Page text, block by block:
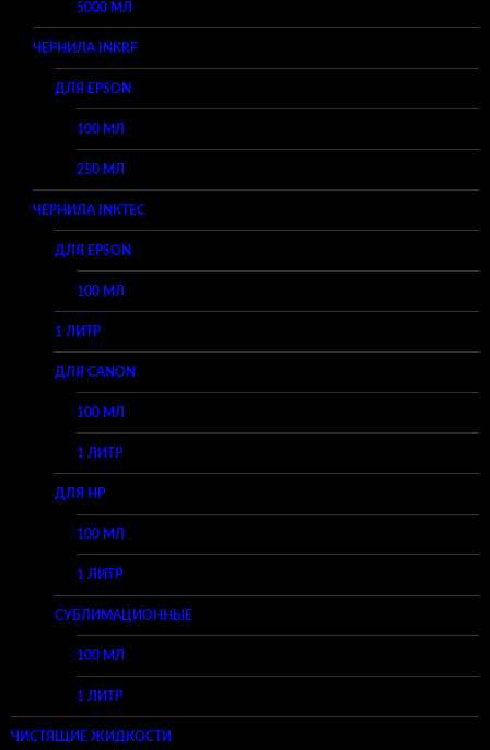
5000 МЛ
ЧЕРНИЛА INKRF
ДЛЯ EPSON
100 МЛ
250 МЛ
ЧЕРНИЛА INKTEC
ДЛЯ EPSON
100 МЛ
1 ЛИТР
ДЛЯ CANON
100 МЛ
1 ЛИТР
ДЛЯ HP
100 МЛ
1 ЛИТР
СУБЛИМАЦИОННЫЕ
100 МЛ
1 ЛИТР
ЧИСТЯЩИЕ ЖИДКОСТИ